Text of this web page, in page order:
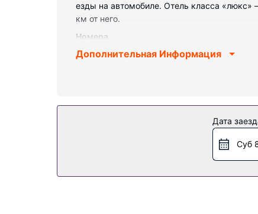
езды на автомобиле. Отель класса
км от него.
Номера
Почувствуйте себя как дома в одном из
Спа-центр предлагает массаж и
открытый бассейн, сауна и фитнес-центр.
Дополнительная Информация
Дата
Суб